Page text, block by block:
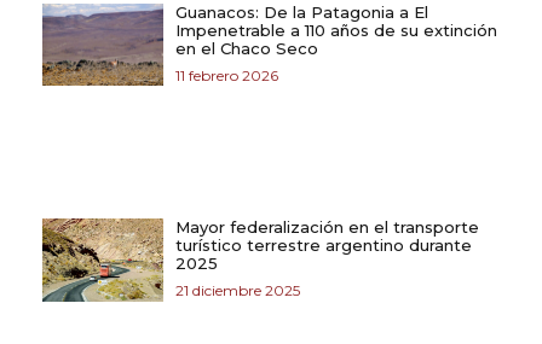
Guanacos: De la Patagonia a El
Impenetrable a 110 años de su extinción
en el Chaco Seco
11 febrero 2026
Mayor federalización en el transporte
turístico terrestre argentino durante
2025
21 diciembre 2025